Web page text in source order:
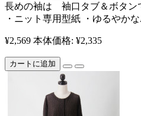
長めの袖は 袖口タブ＆ボタン
・ニット専用型紙 ・ゆるやか
¥2,569 本体価格: ¥2,335
カートに追加